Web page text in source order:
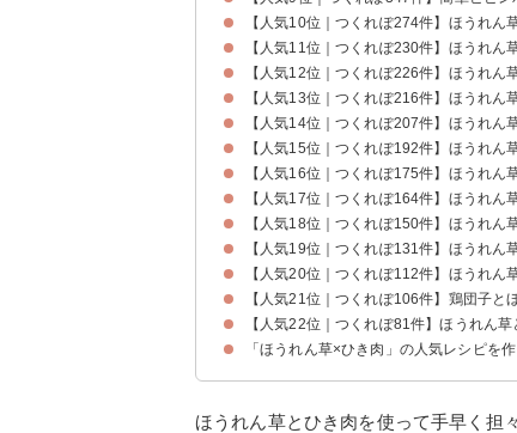
【人気10位｜つくれぽ274件】ほうれん
【人気11位｜つくれぽ230件】ほうれん
【人気12位｜つくれぽ226件】ほうれん
【人気13位｜つくれぽ216件】ほうれん
【人気14位｜つくれぽ207件】ほうれん
【人気15位｜つくれぽ192件】ほうれん
【人気16位｜つくれぽ175件】ほうれん
【人気17位｜つくれぽ164件】ほうれん
【人気18位｜つくれぽ150件】ほうれん
【人気19位｜つくれぽ131件】ほうれ
【人気20位｜つくれぽ112件】ほうれん
【人気21位｜つくれぽ106件】鶏団子と
【人気22位｜つくれぽ81件】ほうれん
「ほうれん草×ひき肉」の人気レシピを
ほうれん草とひき肉を使って手早く担